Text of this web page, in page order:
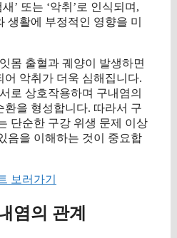
’ 또는 ‘악취’로 인식되며,
생활에 부정적인 영향을 미
몸 출혈과 궤양이 발생하면
어 악취가 더욱 심해집니다.
로 상호작용하며 구내염의
환을 형성합니다. 따라서 구
단순한 구강 위생 문제 이상
음을 이해하는 것이 중요합
보러가기
염의 관계